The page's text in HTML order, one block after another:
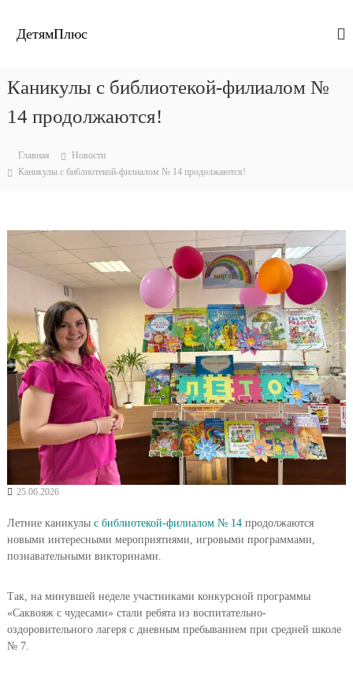
ДетямПлюс
Каникулы с библиотекой-филиалом №
14 продолжаются!
Главная
Новости
Каникулы с библиотекой-филиалом № 14 продолжаются!
25.06.2026
Летние каникулы с библиотекой-филиалом № 14продолжаются
новыми интересными мероприятиями, игровыми программами,
познавательными викторинами.
Так, на минувшей неделе участниками конкурсной программы
«Саквояж с чудесами» стали ребята из воспитательно-
оздоровительного лагеря с дневным пребыванием при средней школе
№ 7.